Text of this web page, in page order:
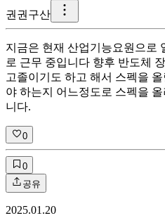
권 권구산
지금은 현재 산업기능요원으로
로 근무 중입니다 향후 반도체
고졸이기도 하고 해서 스펙을
야 하는지 어느정도로 스펙을
니다.
0
0
공유
2025.01.20